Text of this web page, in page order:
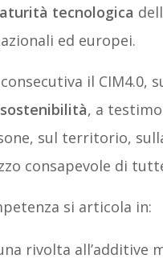
tecnologica
ed europei.
il
, a
sul territorio,
consapevole di
si articola in:
rivolta all’additive